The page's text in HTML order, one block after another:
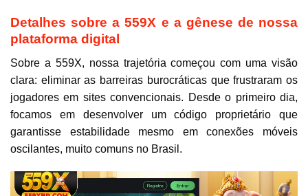
Detalhes sobre a 559X e a gênese de nossa
plataforma digital
Sobre a 559X, nossa trajetória começou com uma visão
clara: eliminar as barreiras burocráticas que frustraram os
jogadores em sites convencionais. Desde o primeiro dia,
focamos em desenvolver um código proprietário que
garantisse estabilidade mesmo em conexões móveis
oscilantes, muito comuns no Brasil.